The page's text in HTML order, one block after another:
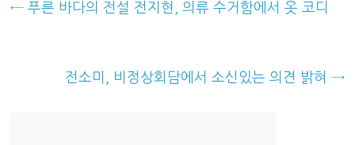
← 푸른 바다의 전설 전지현, 의류 수거함에서 옷 코디
전소미, 비정상회담에서 소신있는 의견 밝혀 →